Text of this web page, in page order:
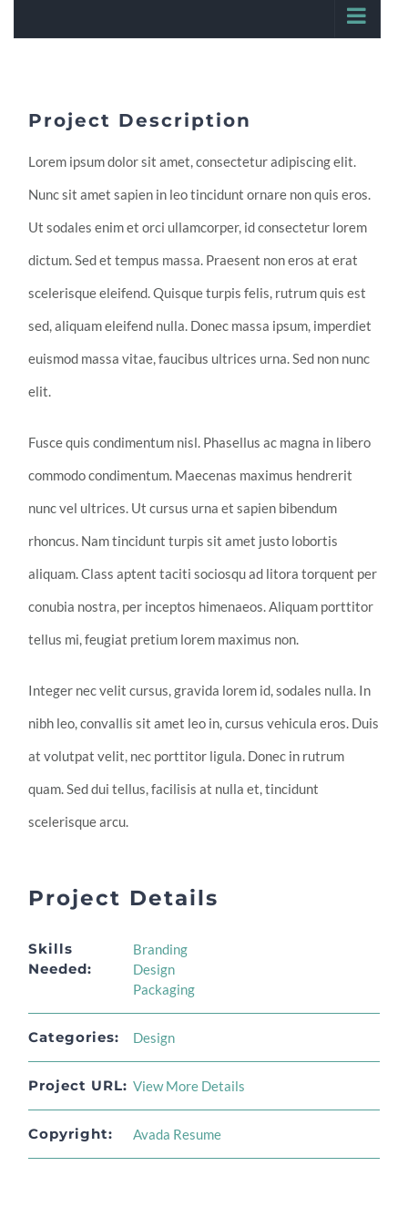
Project Description
Lorem ipsum dolor sit amet, consectetur adipiscing elit.
Nunc sit amet sapien in leo tincidunt ornare non quis eros.
Ut sodales enim et orci ullamcorper, id consectetur lorem
dictum. Sed et tempus massa. Praesent non eros at erat
scelerisque eleifend. Quisque turpis felis, rutrum quis est
sed, aliquam eleifend nulla. Donec massa ipsum, imperdiet
euismod massa vitae, faucibus ultrices urna. Sed non nunc
elit.
Fusce quis condimentum nisl. Phasellus ac magna in libero
commodo condimentum. Maecenas maximus hendrerit
nunc vel ultrices. Ut cursus urna et sapien bibendum
rhoncus. Nam tincidunt turpis sit amet justo lobortis
aliquam. Class aptent taciti sociosqu ad litora torquent per
conubia nostra, per inceptos himenaeos. Aliquam porttitor
tellus mi, feugiat pretium lorem maximus non.
Integer nec velit cursus, gravida lorem id, sodales nulla. In
nibh leo, convallis sit amet leo in, cursus vehicula eros. Duis
at volutpat velit, nec porttitor ligula. Donec in rutrum
quam. Sed dui tellus, facilisis at nulla et, tincidunt
scelerisque arcu.
Project Details
Skills
Needed:
Branding
Design
Packaging
Categories: Design
Project URL: View More Details
Copyright: Avada Resume